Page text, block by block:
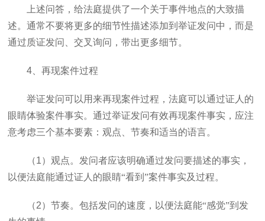
上述问答，给法庭提供了一个关于事件地点的大致描
述。通常不要将更多的细节性描述添加到举证发问中，而是
通过质证发问、交叉询问，带出更多细节。
4 、再现案件过程
举证发问可以用来再现案件过程，法庭可以通过证人的
眼睛体验案件事实。通过举证发问有效再现案件事实，应注
意考虑三个基本要素：观点、节奏和适当的语言。
（1）观点。发问者应该明确通过发问要描述的事实，
以便法庭能通过证人的眼睛“看到”案件事实及过程。
（2）节奏。包括发问的速度，以便法庭能“感觉”到发